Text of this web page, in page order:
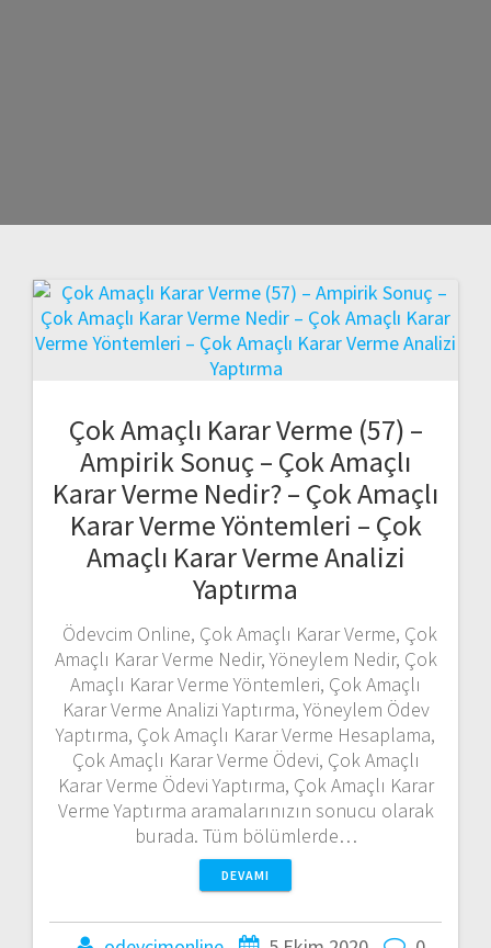
Çok Amaçlı Karar Verme (57) –
Ampirik Sonuç – Çok Amaçlı
Karar Verme Nedir? – Çok Amaçlı
Karar Verme Yöntemleri – Çok
Amaçlı Karar Verme Analizi
Yaptırma
Ödevcim Online, Çok Amaçlı Karar Verme, Çok
Amaçlı Karar Verme Nedir, Yöneylem Nedir, Çok
Amaçlı Karar Verme Yöntemleri, Çok Amaçlı
Karar Verme Analizi Yaptırma, Yöneylem Ödev
Yaptırma, Çok Amaçlı Karar Verme Hesaplama,
Çok Amaçlı Karar Verme Ödevi, Çok Amaçlı
Karar Verme Ödevi Yaptırma, Çok Amaçlı Karar
Verme Yaptırma aramalarınızın sonucu olarak
burada. Tüm bölümlerde…
DEVAMI